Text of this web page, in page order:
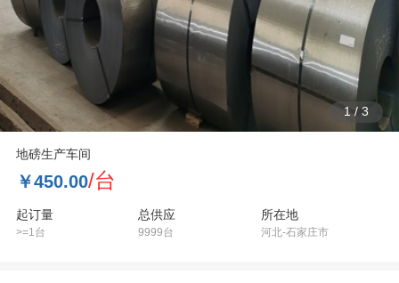
1 /3
地磅生产车间
￥450.00/台
起订量
>=1台
总供应
9999台
所在地
河北-石家庄市